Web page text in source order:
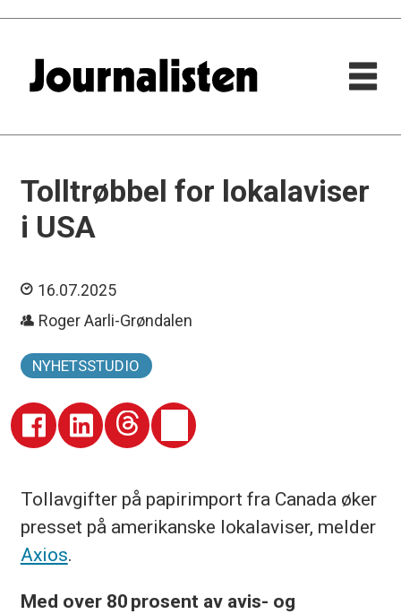
Tolltrøbbel for lokalaviser
i USA
16.07.2025
Roger Aarli-Grøndalen
NYHETSSTUDIO
Tollavgifter på papirimport fra Canada øker
presset på amerikanske lokalaviser, melder
Axios.
Med over 80 prosent av avis- og